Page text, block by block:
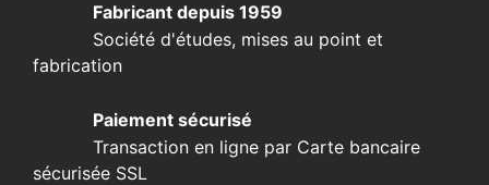
Fabricant depuis 1959
Société d'études, mises au point et
fabrication
Paiement sécurisé
Transaction en ligne par Carte bancaire
sécurisée SSL